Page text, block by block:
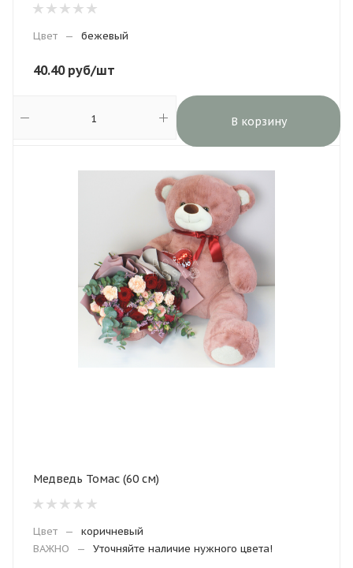
Цвет — бежевый
40.40руб/шт
В корзину
Медведь Томас (60 см)
Цвет —
коричневый
ВАЖНО
— Уточняйте наличие нужного цвета!